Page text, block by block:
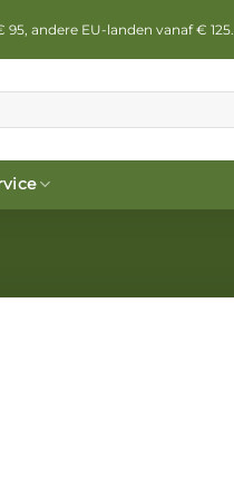
andere EU-landen vanaf € 125.